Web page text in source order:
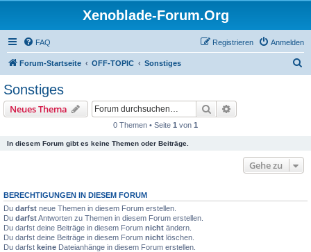
Xenoblade-Forum.Org
FAQ Anmelden
Registrieren
Forum-Startseite OFF-TOPIC Sonstiges
Sonstiges
Neues Thema Suche
0 Themen • Seite 1 von 1
In diesem Forum gibt es keine Themen oder Beiträge.
Gehe zu
BERECHTIGUNGEN IN DIESEM FORUM
Du darfst neue Themen in diesem Forum erstellen.
Du darfstAntworten zu Themen in diesem Forum erstellen.
Du darfst deine Beiträge in diesem Forum nicht ändern.
Du darfst deine Beiträge in diesem Forum nicht löschen.
Du darfst keine Dateianhänge in diesem Forum erstellen.